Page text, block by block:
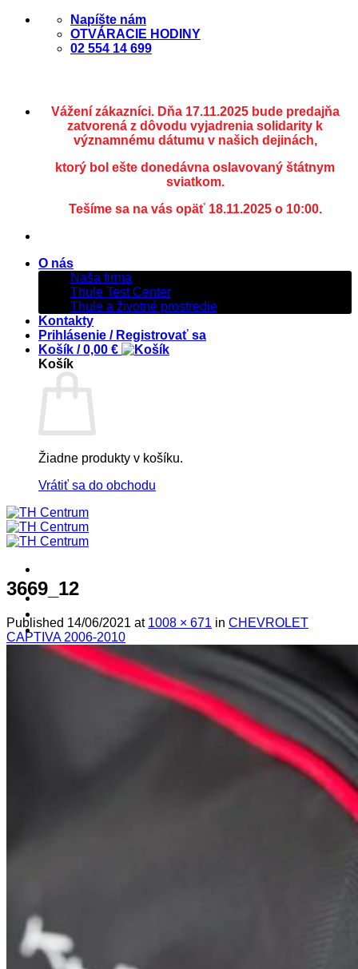
Skip
Napíšte nám
OTVÁRACIE HODINY
02 554 14 699
Vážení zákazníci. Dňa 17.11.2025 bude predajňa
zatvorená z dôvodu vyjadrenia solidarity k
významnému dátumu v našich dejinách,
ktorý bol ešte donedávna oslavovaný štátnym
sviatkom.
Tešíme sa na vás opäť 18.11.2025 o 10:00.
O nás
Naša firma
Thule Test Center
Thule a životné prostredie
Kontakty
Prihlásenie / Registrovať sa
Košík /0,00 €
Košík
Žiadne produkty v košíku.
Vrátiť sa do obchodu
! ! ! S Ú Ť A Ž ! ! !
Produkty
Špičkový UEBLER
Autoriz. servis THULE/UEBLER
Naši Uebler Partneri
3669_12
Published 14/06/2021 at 1008 × 671 in CHEVROLET
CAPTIVA 2006-2010